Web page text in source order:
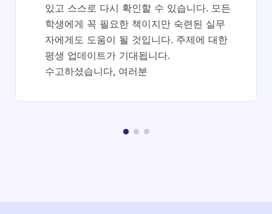
있고 스스로 다시 확인할 수 있습니다. 모든
학생에게 꼭 필요한 책이지만 숙련된 실무
자에게도 도움이 될 것입니다. 주제에 대한
평생 업데이트가 기대됩니다.
수고하셨습니다, 여러분